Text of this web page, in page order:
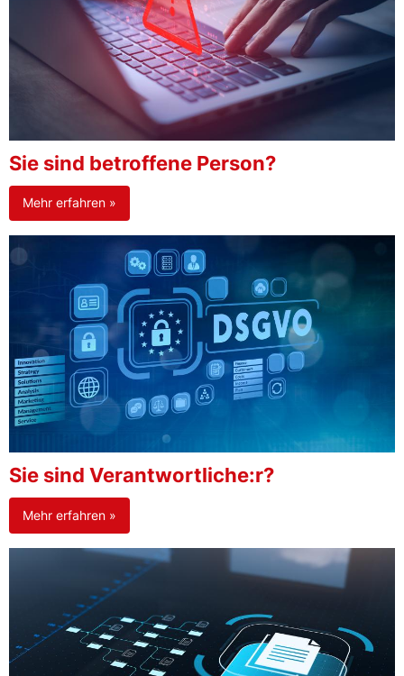
Sie sind betroffene Person?
Mehr erfahren »
Sie sind Verantwortliche:r?
Mehr erfahren »